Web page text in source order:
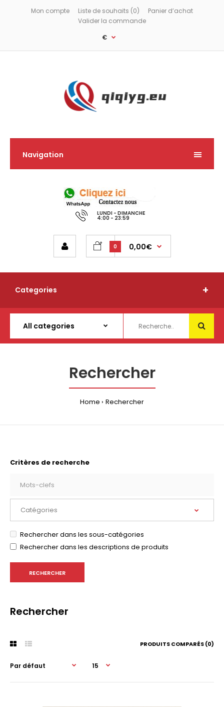
Mon compte Liste de souhaits (0)
Panier d’achat
Valider la commande
€
Navigation
LUNDI - DIMANCHE
4:00 - 23:59
0 0,00€
Categories
Rechercher
Home Rechercher
Critères de recherche
Rechercher dans les sous-catégories
Rechercher dans les descriptions de produits
Rechercher
PRODUITS COMPARÉS (0)